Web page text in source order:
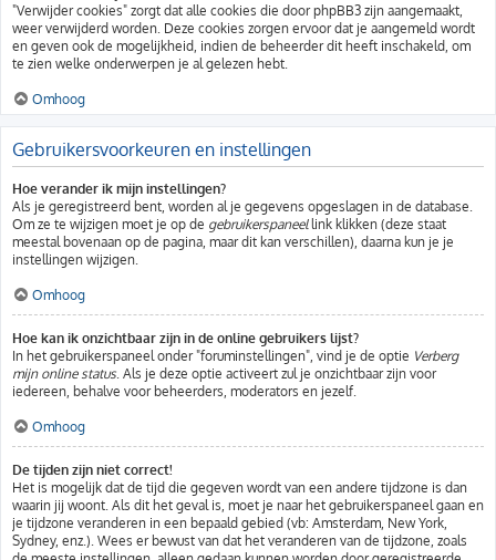
"Verwijder cookies" zorgt dat alle cookies die door phpBB3 zijn aangemaakt,
weer verwijderd worden. Deze cookies zorgen ervoor dat je aangemeld wordt
en geven ook de mogelijkheid, indien de beheerder dit heeft inschakeld, om
te zien welke onderwerpen je al gelezen hebt.
Omhoog
Gebruikersvoorkeuren en instellingen
Hoe verander ik mijn instellingen?
Als je geregistreerd bent, worden al je gegevens opgeslagen in de database.
Om ze te wijzigen moet je op de gebruikerspaneellink klikken (deze staat
meestal bovenaan op de pagina, maar dit kan verschillen), daarna kun je je
instellingen wijzigen.
Omhoog
Hoe kan ik onzichtbaar zijn in de online gebruikers lijst?
In het gebruikerspaneel onder "foruminstellingen", vind je de optie Verberg
mijn online status. Als je deze optie activeert zul je onzichtbaar zijn voor
iedereen, behalve voor beheerders, moderators en jezelf.
Omhoog
De tijden zijn niet correct!
Het is mogelijk dat de tijd die gegeven wordt van een andere tijdzone is dan
waarin jij woont. Als dit het geval is, moet je naar het gebruikerspaneel gaan en
je tijdzone veranderen in een bepaald gebied (vb: Amsterdam, New York,
Sydney, enz.). Wees er bewust van dat het veranderen van de tijdzone, zoals